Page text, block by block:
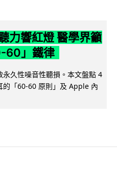
力響紅燈 醫學界籲
60」鐵律
久性噪音性聽損。本文盤點 4
的「60-60 原則」及 Apple 內